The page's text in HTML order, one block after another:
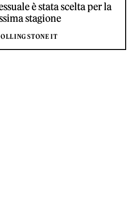
è stata scelta per la
stagione
STONE IT